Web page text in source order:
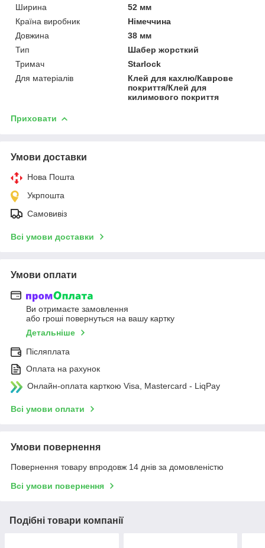
Ширина
52 мм
Країна виробник
Німеччина
Довжина
38 мм
Тип
Шабер жорсткий
Тримач
Starlock
Для матеріалів
Клей для кахлю/Каврове
покриття/Клей для
килимового покриття
Приховати
Умови доставки
Нова Пошта
Укрпошта
Самовивіз
Всі умови доставки
Умови оплати
Ви отримаєте замовлення
або гроші повернуться на вашу картку
Детальніше
Післяплата
Оплата на рахунок
Онлайн-оплата карткою Visa, Mastercard - LiqPay
Всі умови оплати
Умови повернення
Повернення товару впродовж 14 днів за домовленістю
Всі умови повернення
Подібні товари компанії